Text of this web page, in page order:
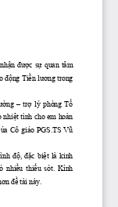
nhận được sự
  quan  tâm
động Tiền lương trong
  –
trợ
  lý  phòng
Tổ
nhiệt tình cho em hoàn
  Cô  giáo  PGS.TS
Vũ
độ, đặc biệt
  là  kinh
nhiều thiếu
  sót.  Kính
đề tài này.